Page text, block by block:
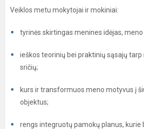
Veiklos metu mokytojai ir mokiniai:
tyrinės skirtingas menines idėjas,
ieškos teorinių bei praktinių sąsajų
sričių;
kurs ir transformuos meno motyvus į
objektus;
rengs integruotų pamokų planus, kurie